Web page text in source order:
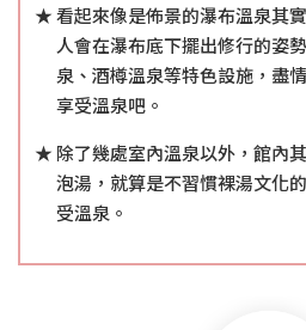
看起來像是佈景的瀑布溫泉其
人會在瀑布底下擺出修行的姿
泉、酒樽溫泉等特色設施，盡
享受溫泉吧。
除了幾處室內溫泉以外，館內
泡湯，就算是不習慣裸湯文化
受溫泉。